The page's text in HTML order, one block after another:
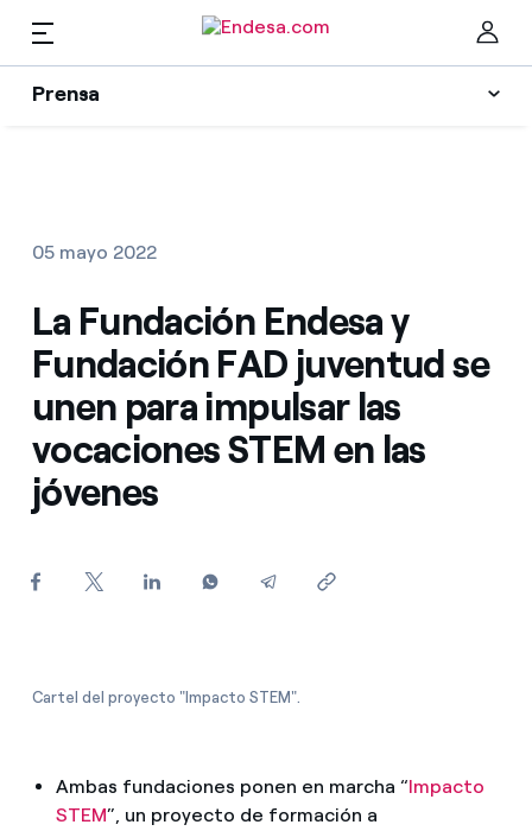
Prensa
Prensa
Encuentra la tarifa que más te conviene
Compara nuestras tarifas de empresa y ahorra
Por cada kWh que ahorres, te descontamos otro
¿Gestionas varias comunidades de propietarios?
Recursos
Colecciones
Contactos prensa
ES
05 mayo 2022
La Fundación Endesa y
Fundación FAD juventud se
unen para impulsar las
vocaciones STEM en las
jóvenes
Cartel del proyecto "Impacto STEM".
Ambas fundaciones ponen en marcha “Impacto
STEM”, un proyecto de formación a